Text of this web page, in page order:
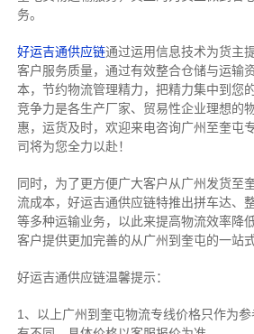
务。
好运吉通供应链通过运用信息技术为货主
客户服务质量，通过有效整合仓储与运输
本，节约物流管理精力，把精力集中到您
竞争力是各生产厂家、贸易性企业理想的
惠，运货及时，欢迎来电咨询广州至奎屯
司将为您全力以赴！
同时，为了更方便广大客户从广州发货至
流成本，好运吉通供应链特推出拼车达、
等多种运输业务，以此来提高物流效率降
客户提供更加完善的从广州到奎屯的一站
好运吉通供应链温馨提示：
1、以上广州到奎屯物流专线价格只作为